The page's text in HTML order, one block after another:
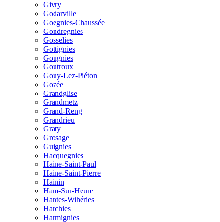
Givry
Godarville
Goegnies-Chaussée
Gondregnies
Gosselies
Gottignies
Gougnies
Goutroux
Gouy-Lez-Piéton
Gozée
Grandglise
Grandmetz
Grand-Reng
Grandrieu
Graty
Grosage
Guignies
Hacquegnies
Haine-Saint-Paul
Haine-Saint-Pierre
Hainin
Ham-Sur-Heure
Hantes-Wihéries
Harchies
Harmignies